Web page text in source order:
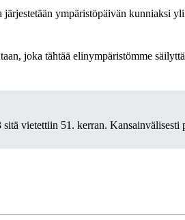
ympäristöpäivän kunniaksi yli
joka tähtää elinympäristömme
vietettiin 51. kerran. Kansainvälisesti